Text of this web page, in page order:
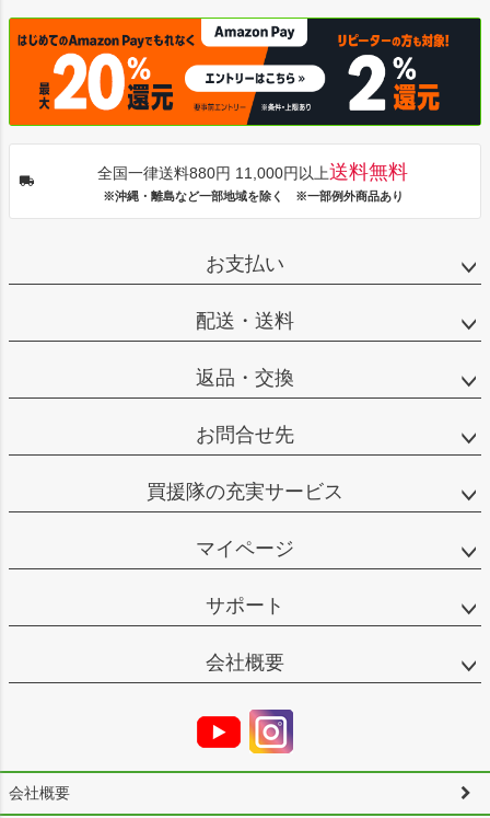
全国一律送料880円 11,000円以上送料無料
※沖縄・離島など一部地域を除く ※一部例外商品あり
お支払い
配送・送料
返品・交換
お問合せ先
買援隊の充実サービス
マイページ
サポート
会社概要
会社概要